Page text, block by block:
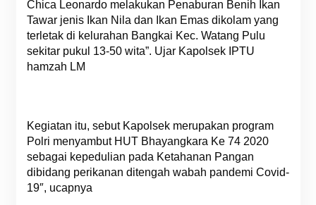
Chica Leonardo melakukan Penaburan Benih Ikan
Tawar jenis Ikan Nila dan Ikan Emas dikolam yang
terletak di kelurahan Bangkai Kec. Watang Pulu
sekitar pukul 13-50 wita”. Ujar Kapolsek IPTU
hamzah LM
Kegiatan itu, sebut Kapolsek merupakan program
Polri menyambut HUT Bhayangkara Ke 74 2020
sebagai kepedulian pada Ketahanan Pangan
dibidang perikanan ditengah wabah pandemi Covid-
19″, ucapnya